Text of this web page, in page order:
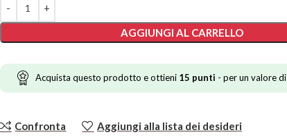
AGGIUNGI AL CARRELLO
Acquista questo prodotto e ottieni 15 punti - per un valore di
Confronta Aggiungi alla lista dei desideri